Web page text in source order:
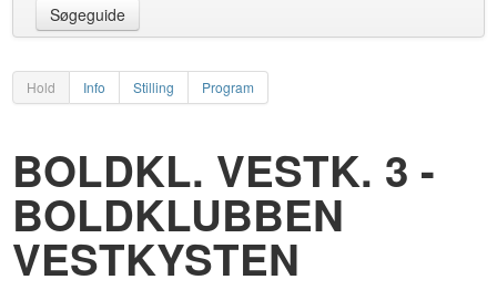
Søgeguide
Hold Info Stilling Program
BOLDKL. VESTK. 3 -
BOLDKLUBBEN
VESTKYSTEN